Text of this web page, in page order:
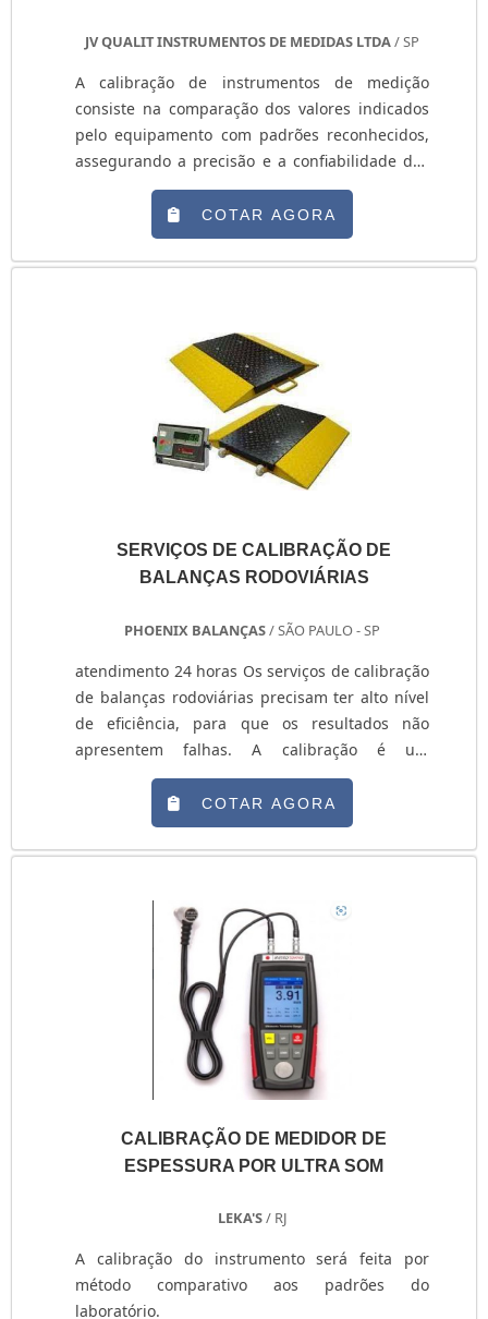
JV QUALIT INSTRUMENTOS DE MEDIDAS LTDA/ SP
A calibração de instrumentos de medição
consiste na comparação dos valores indicados
pelo equipamento com padrões reconhecidos,
assegurando a precisão e a confiabilidade dos
resultados. Esse processo é fundamental para
manter a rastreabilidade metrológica, garantir
a conformidade com normas técnicas e reduzir
desvios que podem comprometer a qualidade
COTAR AGORA
SERVIÇOS DE CALIBRAÇÃO DE
BALANÇAS RODOVIÁRIAS
PHOENIX BALANÇAS/ SÃO PAULO - SP
atendimento 24 horas Os serviços de calibração
de balanças rodoviárias precisam ter alto nível
de eficiência, para que os resultados não
apresentem falhas. A calibração é um
procedimento executado por profissionais
especializados tendo em vista a alta precisão
demandada durante as pesagens, de modo a
garantir que os produtos sejam identificados e
que o serviço disponibiliza Confiabilidade;
COTAR AGORA
CALIBRAÇÃO DE MEDIDOR DE
ESPESSURA POR ULTRA SOM
LEKA'S/ RJ
A calibração do instrumento será feita por
método comparativo aos padrões do
laboratório.